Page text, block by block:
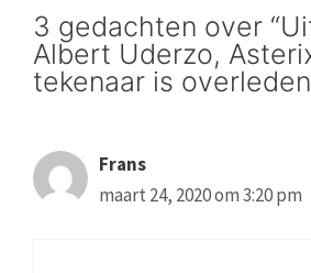
3 gedachten over
Albert Uderzo,
tekenaar is
Frans
maart 24, 2020 om 3:20 pm